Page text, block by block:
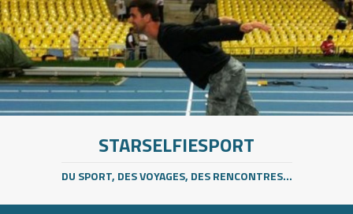
STARSELFIESPORT
DU SPORT, DES VOYAGES, DES RENCONTRES...